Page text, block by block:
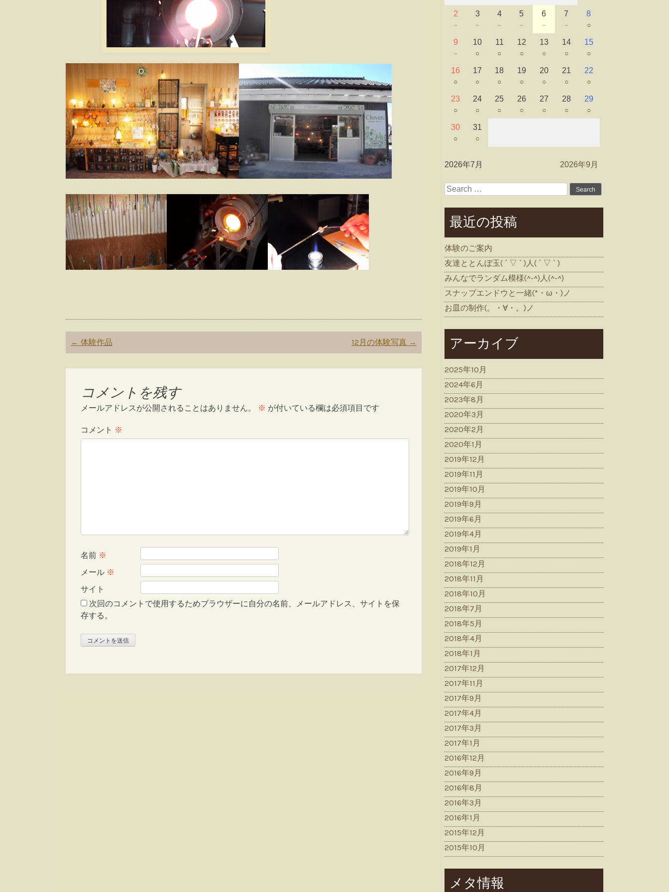
Post
navigation
← 体験作品 12月の体験写真 →
コメントを残す
メールアドレスが公開されることはありません。 ※ が付いている欄は必須項目です
コメント ※
名前 ※
メール ※
サイト
次回のコメントで使用するためブラウザーに自分の名前、メールアドレス、サイトを保
存する。
2
－
3
－
4
－
5
－
6
－
7
－
8
○
9
－
10
○
11
○
12
○
13
○
14
○
15
○
16
○
17
○
18
○
19
○
20
○
21
○
22
○
23
○
24
○
25
○
26
○
27
○
28
○
29
○
30
○
31
○
2026年7月 2026年9月
Search
最近の投稿
体験のご案内
友達ととんぼ玉( ´ ▽ ` )人( ´ ▽ ` )
みんなでランダム模様(^-^)人(^-^)
スナップエンドウと一緒(*・ω・)ノ
お皿の制作(。・∀・。)ノ
アーカイブ
2025年10月
2024年6月
2023年8月
2020年3月
2020年2月
2020年1月
2019年12月
2019年11月
2019年10月
2019年9月
2019年6月
2019年4月
2019年1月
2018年12月
2018年11月
2018年10月
2018年7月
2018年5月
2018年4月
2018年1月
2017年12月
2017年11月
2017年9月
2017年4月
2017年3月
2017年1月
2016年12月
2016年9月
2016年8月
2016年3月
2016年1月
2015年12月
2015年10月
メタ情報